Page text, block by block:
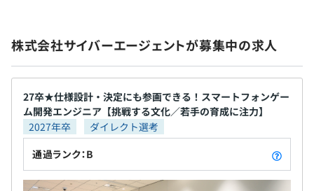
・ケーブル、アダプタ類
・PCスタンド
・ノートPCクーラー、冷却台
・メモリ
・CPU
・内蔵HDD／SSD
・スタンディングデスク用台
・資格取得費用補助
・育児休暇
・リフレッシュ休暇「休んでファイブ」（勤続2年間で毎
年5日間）
など
・交通費支給
・残業手当（固定残業代制超過分別途支給）
株式会社サイバーエージェントが募集中の求人
27卒★仕様設計・決定にも参画できる！スマートフォンゲー
ム開発エンジニア【挑戦する文化／若手の育成に注力】
2027年卒
ダイレクト選考
通過ランク：B